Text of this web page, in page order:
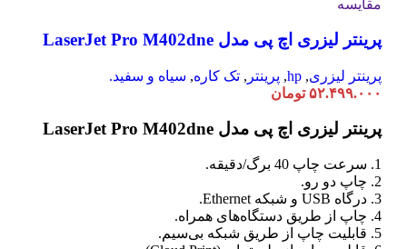
مقایسه
پرینتر لیزری اچ پی مدل LaserJet Pro M402dne
پرینتر لیزری,
hp
, پرینتر , تک کاره, سیاه و سفید.
۵۲.۴۹۹.۰۰۰ تومان
پرینتر لیزری اچ پی مدل LaserJet Pro M402dne
1. سرعت چاپ 40 برگ/دقیقه.
2. چاپ دو رو.
3. درگاه USB و شبکه Ethernet.
4. چاپ از طریق دستگاه‌های همراه.
5. قابلیت چاپ از طریق شبکه بی‌سیم.